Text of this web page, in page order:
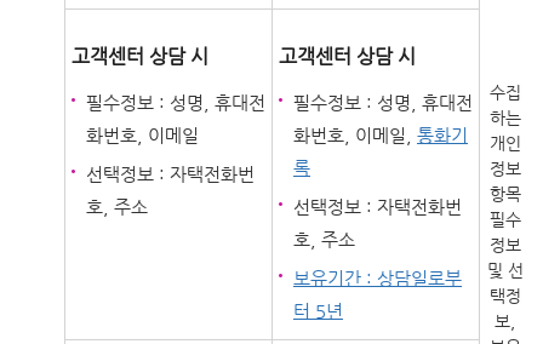
수집
하는
개인
정보
항목
필수
정보
및 선
택정
보,
고객센터 상담 시
필수정보 : 성명, 휴대전
화번호, 이메일
선택정보 : 자택전화번
호, 주소
고객센터 상담 시
필수정보 : 성명, 휴대전
화번호, 이메일, 통화기
록
선택정보 : 자택전화번
호, 주소
보유기간 : 상담일로부
터 5년